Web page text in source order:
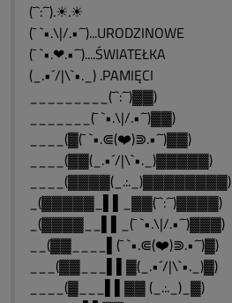
(¯`:´¯).☀.☀
(¯ `•.\|/.•´¯)...URODZINOWE
(¯ `•.❤.•´¯)....ŚWIATEŁKA
(_.•´/|\`•._) .PAMIĘCI
_________(¯`:´¯)▓▓)
_______(¯ `•.\|/.•´¯)▓▓)
____(▓(¯ `•.⋐(❤️)⋑.•´¯)▓▓)
____(▓▓(_.•´/|\`•._)▓▓▓▓▓)
____(▓▓▓▓(_.:._)▓▓▓▓▓▓▓▓)
_(▓▓▓▓▓_▌▌_▓▓(¯`:´¯)▓▓▓▓)
_(▓▓▓▓__▌▌_(¯ `•.\|/.•´¯)▓▓▓)
__(▓▓____▌(¯ `•.⋐(❤️)⋑.•´¯)▓)
___(▓▓___▌▌▓(_.•´/|\`•._)▓)
____(▓___▌▌▓▓ (_.:._)_▓)